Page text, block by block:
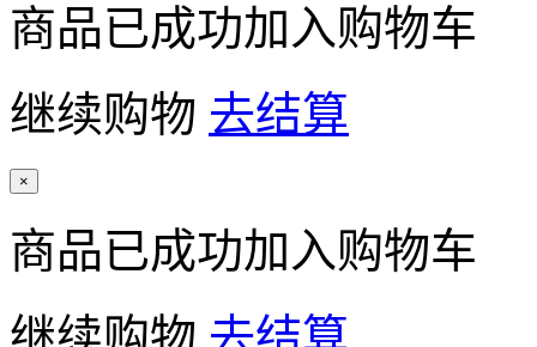
商品已成功加入购物车
继续购物 去结算
×
商品已成功加入购物车